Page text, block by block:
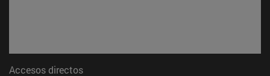
Accesos directos